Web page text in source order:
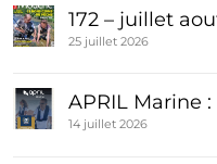
172 – juillet
25 juillet 2026
APRIL Marine
14 juillet 2026